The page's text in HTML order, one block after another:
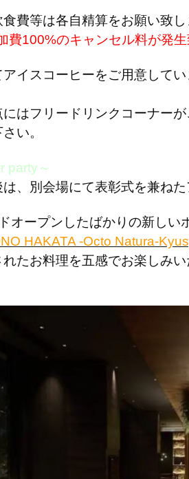
食費等は各自精算をお願い致し
費100%のキャンセル料が発生
イスコーヒーをご用意してい
にはフリードリンクコーナー
い。
party～
、別会場にて表彰式を兼ね
オープンしたばかりの新しい
HAKATA -Octo Natura-
たお料理を五感でお楽しみ